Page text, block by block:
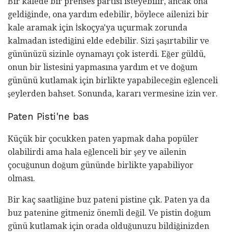
geldiğinde, ona yardım edebilir, böylece ailenizi bir
kale aramak için İskoçya'ya uçurmak zorunda
kalmadan istediğini elde edebilir. Sizi şaşırtabilir ve
gününüzü sizinle oynamayı çok isterdi. Eğer güldü,
onun bir listesini yapmasına yardım et ve doğum
gününü kutlamak için birlikte yapabileceğin eğlenceli
şeylerden bahset. Sonunda, kararı vermesine izin ver.
Paten Pisti'ne bas
Küçük bir çocukken paten yapmak daha popüler
olabilirdi ama hala eğlenceli bir şey ve ailenin
çocuğunun doğum gününde birlikte yapabiliyor
olması.
Bir kaç saatliğine buz pateni pistine çık. Paten ya da
buz patenine gitmeniz önemli değil. Ve pistin doğum
günü kutlamak için orada olduğunuzu bildiğinizden